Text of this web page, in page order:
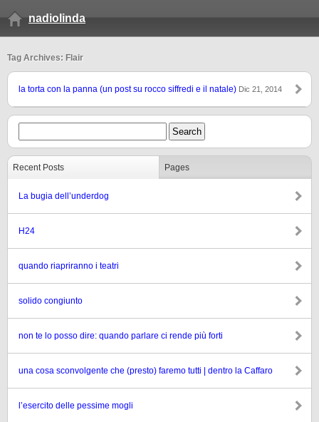
nadiolinda
Tag Archives: Flair
la torta con la panna (un post su rocco siffredi e il natale) Dic 21, 2014
Recent Posts Pages
La bugia dell’underdog
H24
quando riapriranno i teatri
solido congiunto
non te lo posso dire: quando parlare ci rende più forti
una cosa sconvolgente che (presto) faremo tutti | dentro la Caffaro
l’esercito delle pessime mogli